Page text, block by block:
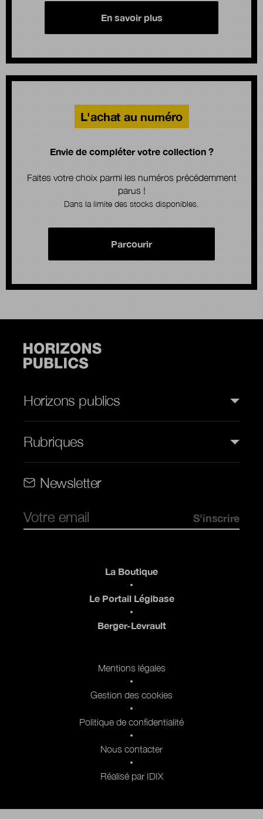
En savoir plus
L'achat au numéro
Envie de compléter votre collection ?
Faites votre choix parmi les numéros précédemment
parus !
Dans la limite des stocks disponibles.
Parcourir
Horizons publics
Rubriques
Newsletter
La Boutique
Le Portail Légibase
Berger-Levrault
Mentions légales
Gestion des cookies
Politique de confidentialité
Nous contacter
Réalisé par IDIX